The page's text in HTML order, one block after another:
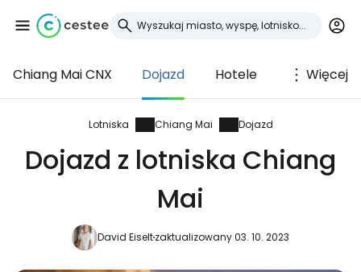
Chiang Mai CNX Dojazd Hotele Więcej
Lotniska Chiang Mai Dojazd
Dojazd z lotniska Chiang
Mai
David Eiseltzaktualizowany 03. 10. 2023
Zaloguj się do
Cestee
... światowej społeczności podróżniczej